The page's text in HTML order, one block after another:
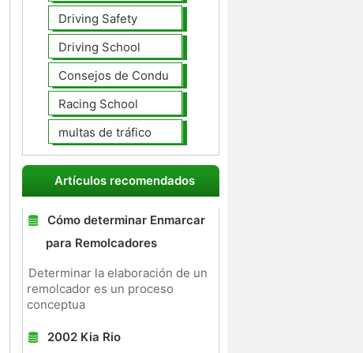
Driving Safety
Driving School
Consejos de Conducción
Racing School
multas de tráfico
Artículos recomendados
Cómo determinar Enmarcar
para Remolcadores
Determinar la elaboración de un
remolcador es un proceso
conceptua
2002 Kia Rio